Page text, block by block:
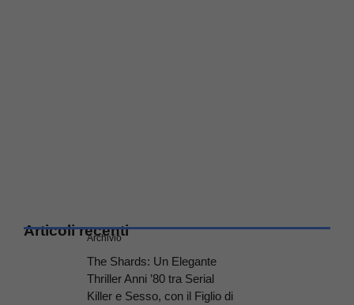
Articoli recenti
Archivio
The Shards: Un Elegante
Thriller Anni ’80 tra Serial
Killer e Sesso, con il Figlio di